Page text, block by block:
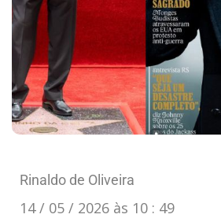
Rinaldo de Oliveira
14 / 05 / 2026 às 10 : 49